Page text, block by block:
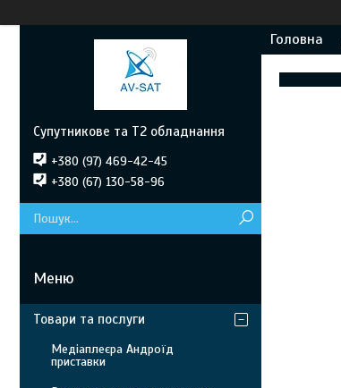
Головна
Супутникове та Т2 обладнання
+380 (97) 469-42-45
+380 (67) 130-58-96
Товари та послуги
Медіаплеєра Андроїд
приставки